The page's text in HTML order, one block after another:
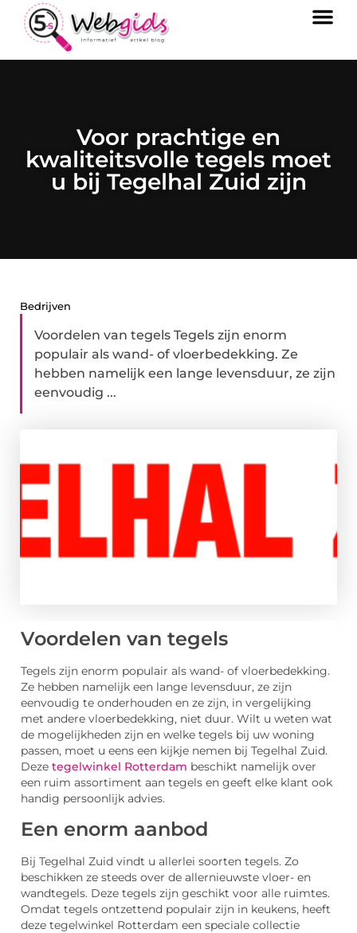
Voor prachtige en
kwaliteitsvolle tegels moet
u bij Tegelhal Zuid zijn
Bedrijven
Voordelen van tegels Tegels zijn enorm
populair als wand- of vloerbedekking. Ze
hebben namelijk een lange levensduur, ze zijn
eenvoudig ...
Voordelen van tegels
Tegels zijn enorm populair als wand- of vloerbedekking.
Ze hebben namelijk een lange levensduur, ze zijn
eenvoudig te onderhouden en ze zijn, in vergelijking
met andere vloerbedekking, niet duur. Wilt u weten wat
de mogelijkheden zijn en welke tegels bij uw woning
passen, moet u eens een kijkje nemen bij Tegelhal Zuid.
Deze tegelwinkel Rotterdam beschikt namelijk over
een ruim assortiment aan tegels en geeft elke klant ook
handig persoonlijk advies.
Een enorm aanbod
Bij Tegelhal Zuid vindt u allerlei soorten tegels. Zo
beschikken ze steeds over de allernieuwste vloer- en
wandtegels. Deze tegels zijn geschikt voor alle ruimtes.
Omdat tegels ontzettend populair zijn in keukens, heeft
deze tegelwinkel Rotterdam een speciale collectie